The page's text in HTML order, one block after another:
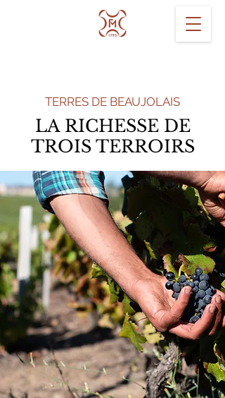
TERRES DE BEAUJOLAIS
LA RICHESSE DE
TROIS TERROIRS